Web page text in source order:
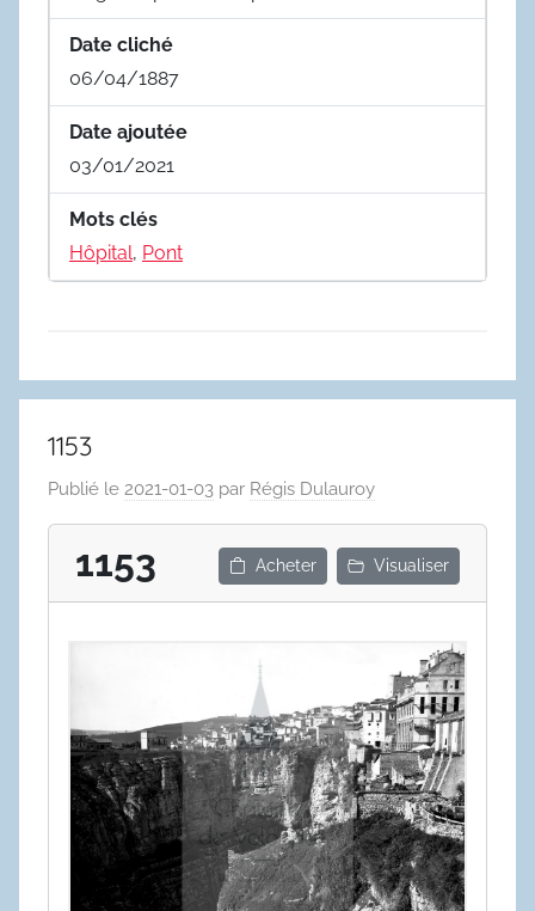
Date cliché
06/04/1887
Date ajoutée
03/01/2021
Mots clés
Hôpital, Pont
1153
Publié le 2021-01-03 par Régis Dulauroy
1153 Acheter Visualiser